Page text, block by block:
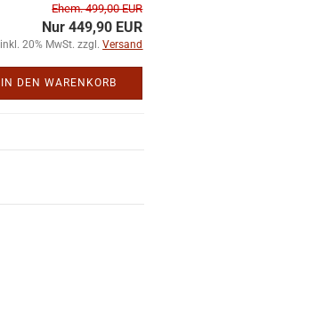
Ehem. 499,00 EUR
Nur 449,90 EUR
inkl. 20% MwSt. zzgl.Versand
IN DEN WARENKORB